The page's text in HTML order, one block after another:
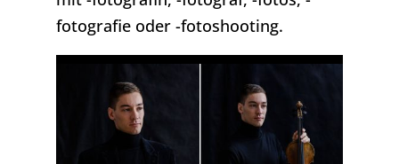
fotografie oder -fotoshooting.